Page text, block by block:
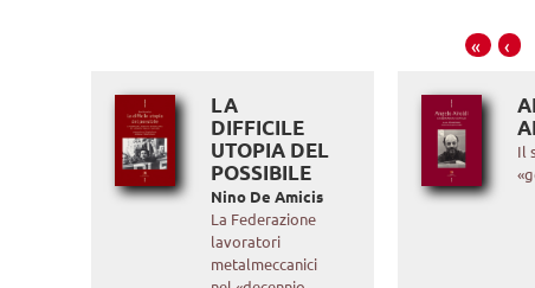
« ‹
LA
DIFFICILE
UTOPIA DEL
POSSIBILE
Nino De Amicis
La Federazione
lavoratori
metalmeccanici
Il